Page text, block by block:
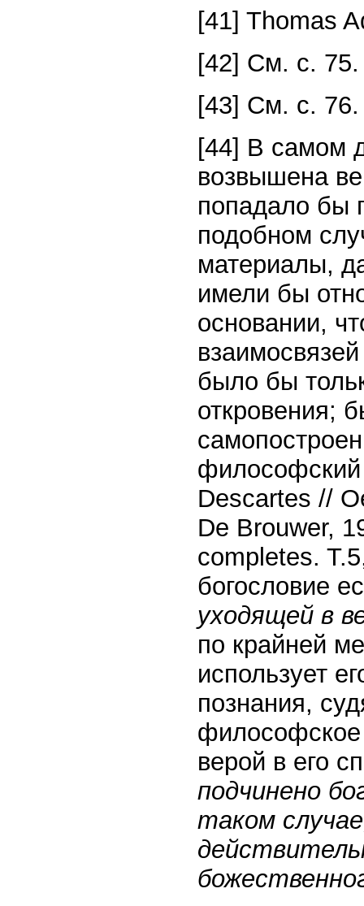
[41] Thomas
[42] См. с. 75.
[43] См. с. 76.
[44] В самом
возвышена
попадало бы
подобном
материалы,
имели бы
основании,
было бы
откровения;
Descartes //
De Brouwer,
completes.
богословие
уходящей в
по крайней
использует
познания,
верой в его
подчинено
таком